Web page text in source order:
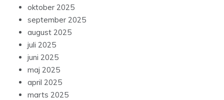
oktober 2025
september 2025
august 2025
juli 2025
juni 2025
maj 2025
april 2025
marts 2025